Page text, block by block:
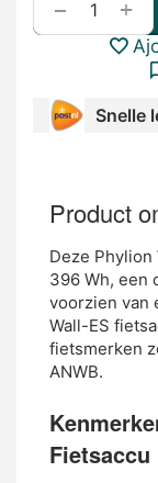
+
−
Snelle
Product
Deze Phylion
396 Wh, een
voorzien van
Wall-ES
fietsmerken
ANWB.
Fietsaccu